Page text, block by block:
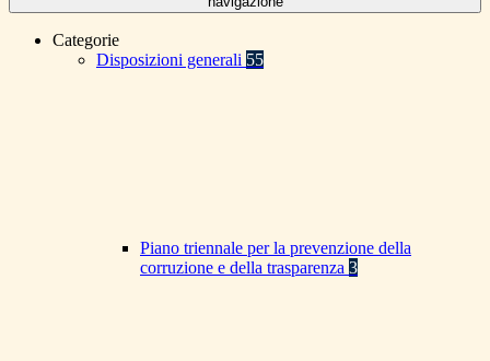
Categorie
Disposizioni generali 55
Piano triennale per la prevenzione della
corruzione e della trasparenza 3